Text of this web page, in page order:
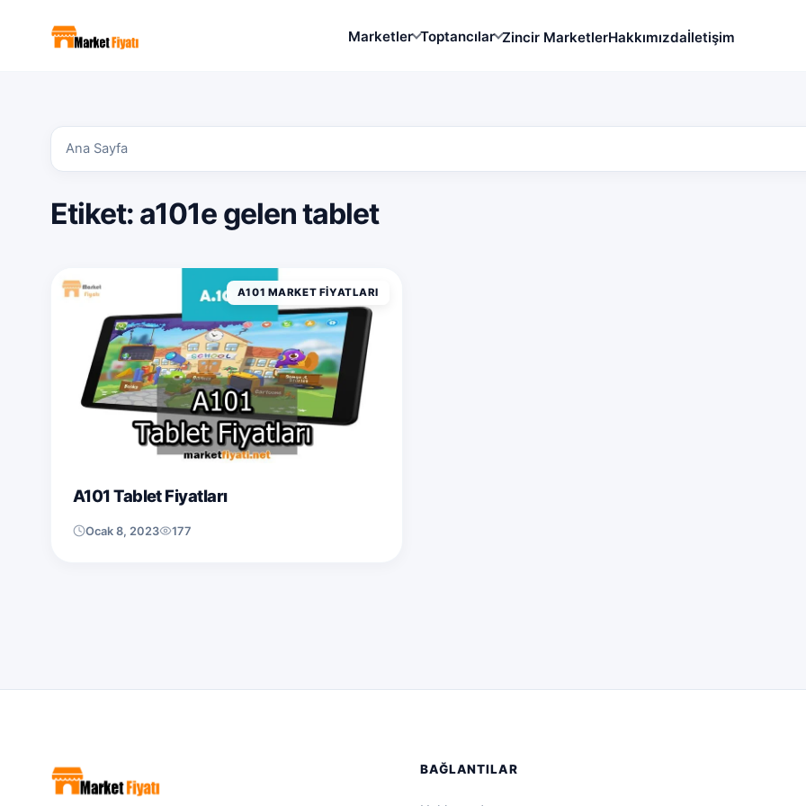
Marketler Toptancılar Zincir MarketlerHakkımızdaİletişim
Ana Sayfa
Etiket: a101e gelen tablet
A101 MARKET FIYATLARI
A101 Tablet Fiyatları
Ocak 8, 2023 177
BAĞLANTILAR